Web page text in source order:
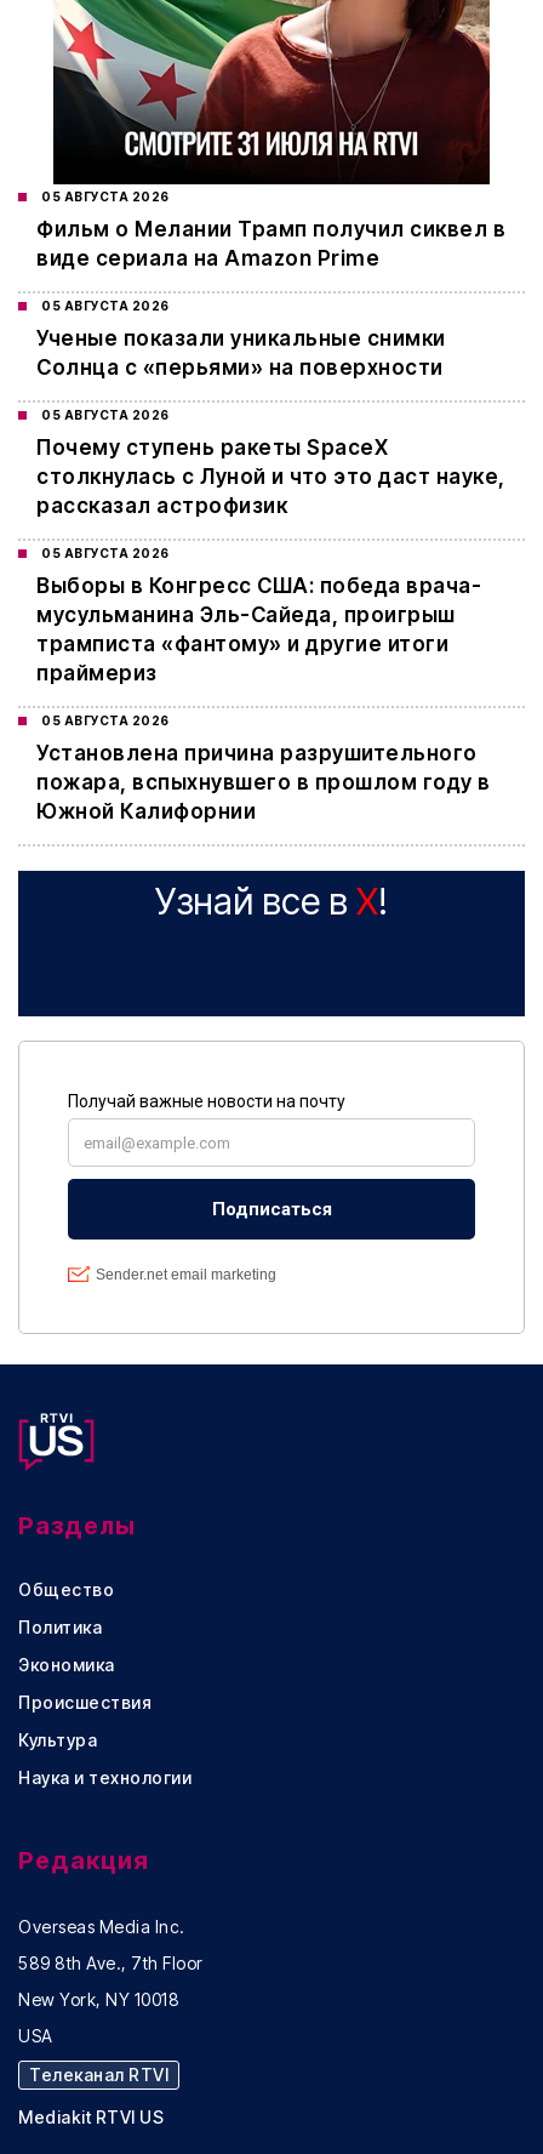
05 АВГУСТА 2026
Фильм о Мелании Трамп получил сиквел в
виде сериала на Amazon Prime
05 АВГУСТА 2026
Ученые показали уникальные снимки
Солнца с «перьями» на поверхности
05 АВГУСТА 2026
Почему ступень ракеты SpaceX
столкнулась с Луной и что это даст науке,
рассказал астрофизик
05 АВГУСТА 2026
Выборы в Конгресс США: победа врача-
мусульманина Эль-Сайеда, проигрыш
трамписта «фантому» и другие итоги
праймериз
05 АВГУСТА 2026
Установлена причина разрушительного
пожара, вспыхнувшего в прошлом году в
Южной Калифорнии
Узнай все в X!
Разделы
Общество
Политика
Экономика
Происшествия
Культура
Наука и технологии
Редакция
Overseas Media Inc.
589 8th Ave., 7th Floor
New York, NY 10018
USA
Телеканал RTVI
Mediakit RTVI US